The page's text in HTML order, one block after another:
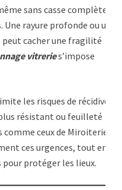
sans casse complète,
rayure profonde ou un
cacher une fragilité
vitreries’impose
les risques de récidive.
résistant ou feuilleté
ceux de Miroiterie
ces urgences, tout en
protéger les lieux.